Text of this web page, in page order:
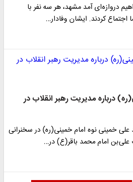
دروازه‌ای آمد مشهد، هر سه نفر با
اجتماع کردند. ایشان وفادار…
درباره مدیریت رهبر انقلاب در
خمینی نوه امام خمینی(ره) در سخنرانی
امام محمد باقر(ع) در…